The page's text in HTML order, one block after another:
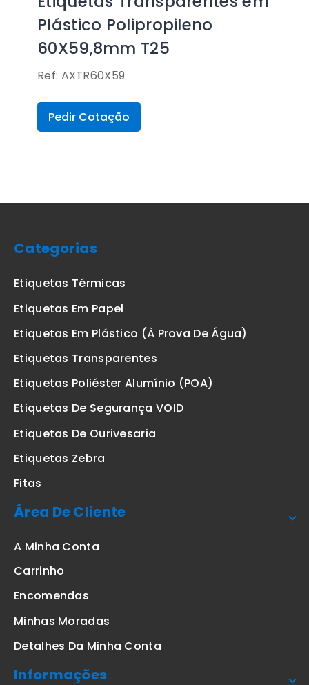
Plástico Polipropileno
60X59,8mm T25
Ref: AXTR60X59
Pedir Cotação
Categorias
Etiquetas Térmicas
Etiquetas Em Papel
Etiquetas Em Plástico (à Prova De Água)
Etiquetas Transparentes
Etiquetas Poliéster Alumínio (POA)
Etiquetas De Segurança VOID
Etiquetas De Ourivesaria
Etiquetas Zebra
Fitas
Área De Cliente
A Minha Conta
Carrinho
Encomendas
Minhas Moradas
Detalhes Da Minha Conta
Informações